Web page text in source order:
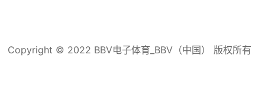
Copyright © 2022 BBV电子体育_BBV（中国） 版权所有